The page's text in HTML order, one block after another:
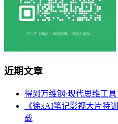
近期文章
得到万维钢·现代思维⼯
《徐xAI笔记影视大片特
载